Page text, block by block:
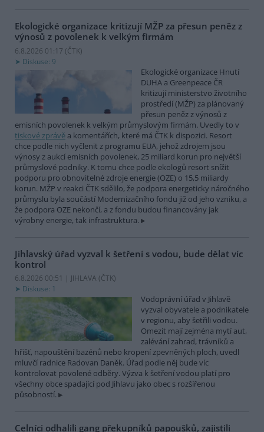
Ekologické organizace kritizují MŽP za přesun peněz z
výnosů z povolenek k velkým firmám
6.8.2026 01:17 (ČTK)
Diskuse: 9
Ekologické organizace Hnutí
DUHA a Greenpeace ČR
kritizují ministerstvo životního
prostředí (MŽP) za plánovaný
přesun peněz z výnosů z
emisních povolenek k velkým průmyslovým firmám. Uvedly to v
tiskové zprávě a komentářích, které má ČTK k dispozici. Resort
chce podle nich vyčlenit z programu EUA, jehož zdrojem jsou
výnosy z aukcí emisních povolenek, 25 miliard korun pro největší
průmyslové podniky. K tomu chce podle ekologů resort snížit
podporu pro obnovitelné zdroje energie (OZE) o 15,5 miliardy
korun. MŽP v reakci ČTK sdělilo, že podpora energeticky náročného
průmyslu byla součástí Modernizačního fondu již od jeho vzniku, a
že podpora OZE nekončí, a z fondu budou financovány jak
výrobny energie, tak infrastruktura.
Jihlavský úřad vyzval k šetření s vodou, bude dělat víc
kontrol
6.8.2026 00:51 | JIHLAVA (ČTK)
Diskuse: 1
Vodoprávní úřad v Jihlavě
vyzval obyvatele a podnikatele
v regionu, aby šetřili vodou.
Omezit mají zejména mytí aut,
zalévání zahrad, trávníků a
hřišť, napouštění bazénů nebo kropení zpevněných ploch, uvedl
mluvčí radnice Radovan Daněk. Úřad podle něj bude víc
kontrolovat povolené odběry. Výzva k šetření vodou platí pro
všechny obce spadající pod Jihlavu jako obec s rozšířenou
působností.
Celníci odhalili gang překupníků papoušků, zajistili